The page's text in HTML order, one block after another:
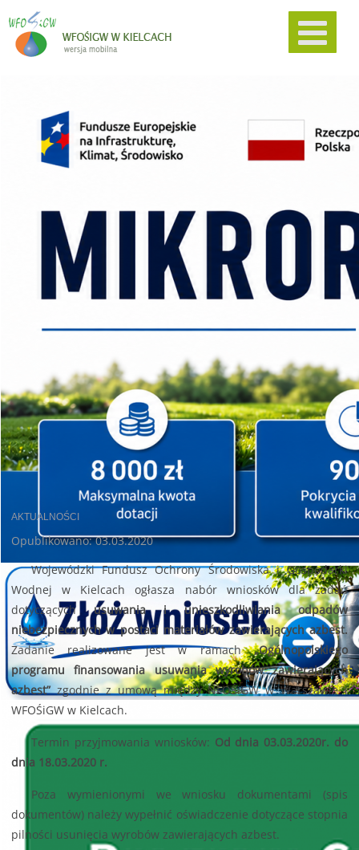
AKTUALNOŚCI
Opublikowano: 03.03.2020
Wojewódzki Fundusz Ochrony Środowiska i Gospodarki
Wodnej w Kielcach ogłasza nabór wniosków dla zadań
dotyczącychusuwania i unieszkodliwiania odpadów
niebezpiecznych w postaci materiałów zawierających azbest.
Zadanie realizowane jest w ramach„Ogólnopolskiego
programu finansowania usuwania wyrobów zawierających
azbest”zgodnie z umową między NFOŚiGW w Warszawie i
WFOŚiGW w Kielcach.
Termin przyjmowania wniosków: Od dnia 03.03.2020r. do
dnia 18.03.2020 r.
Poza wymienionymi we wniosku dokumentami (spis
dokumentów) należy wypełnić oświadczenie dotyczące stopnia
pilności usunięcia wyrobów zawierających azbest.